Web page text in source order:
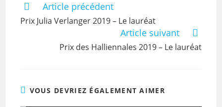
Article précédent
Prix Julia Verlanger 2019 – Le lauréat
Article suivant
Prix des Halliennales 2019 – Le lauréat
VOUS DEVRIEZ ÉGALEMENT AIMER